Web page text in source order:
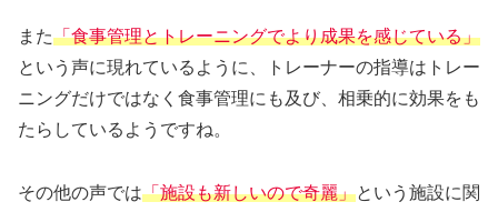
また「食事管理とトレーニングでより成果を感じている」
という声に現れているように、トレーナーの指導はトレー
ニングだけではなく食事管理にも及び、相乗的に効果をも
たらしているようですね。
その他の声では「施設も新しいので奇麗」という施設に関